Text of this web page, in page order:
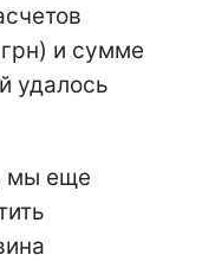
и сумме
удалось
мы еще